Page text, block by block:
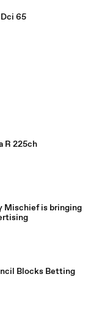
65
R 225ch
Mischief is bringing
Blocks Betting